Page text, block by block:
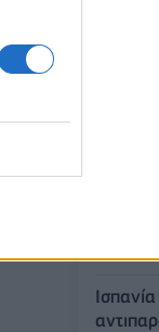
08/08/
Αλ.
09/08/